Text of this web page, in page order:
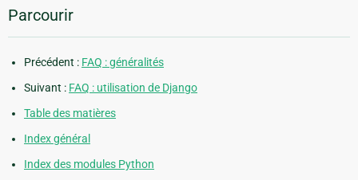
Parcourir
Précédent : FAQ : généralités
Suivant : FAQ : utilisation de Django
Table des matières
Index général
Index des modules Python